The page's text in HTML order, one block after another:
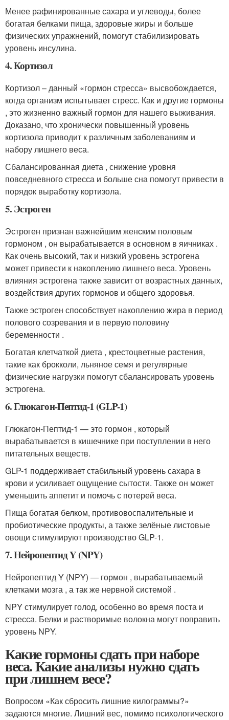
Менее рафинированные сахара и углеводы, более
богатая белками пища, здоровые жиры и больше
физических упражнений, помогут стабилизировать
уровень инсулина.
4. Кортизол
Кортизол – данный «гормон стресса» высвобождается,
когда организм испытывает стресс. Как и другие гормоны
, это жизненно важный гормон для нашего выживания.
Доказано, что хронически повышенный уровень
кортизола приводит к различным заболеваниям и
набору лишнего веса.
Сбалансированная диета , снижение уровня
повседневного стресса и больше сна помогут привести в
порядок выработку кортизола.
5. Эстроген
Эстроген признан важнейшим женским половым
гормоном , он вырабатывается в основном в яичниках .
Как очень высокий, так и низкий уровень эстрогена
может привести к накоплению лишнего веса. Уровень
влияния эстрогена также зависит от возрастных данных,
воздействия других гормонов и общего здоровья.
Также эстроген способствует накоплению жира в период
полового созревания и в первую половину
беременности .
Богатая клетчаткой диета , крестоцветные растения,
такие как брокколи, льняное семя и регулярные
физические нагрузки помогут сбалансировать уровень
эстрогена.
6. Глюкагон-Пептид-1 (GLP-1)
Глюкагон-Пептид-1 — это гормон , который
вырабатывается в кишечнике при поступлении в него
питательных веществ.
GLP-1 поддерживает стабильный уровень сахара в
крови и усиливает ощущение сытости. Также он может
уменьшить аппетит и помочь с потерей веса.
Пища богатая белком, противовоспалительные и
пробиотические продукты, а также зелёные листовые
овощи стимулируют производство GLP-1.
7. Нейропептид Y (NPY)
Нейропептид Y (NPY) — гормон , вырабатываемый
клетками мозга , а так же нервной системой .
NPY стимулирует голод, особенно во время поста и
стресса. Белки и растворимые волокна могут поправить
уровень NPY.
Какие гормоны сдать при наборе
веса. Какие анализы нужно сдать
при лишнем весе?
Вопросом «Как сбросить лишние килограммы?»
задаются многие. Лишний вес, помимо психологического